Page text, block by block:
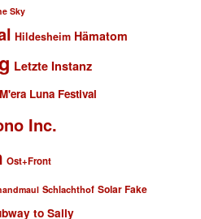
Sky
Hildesheim Hämatom
Letzte Instanz
M'era Luna Festival
Inc.
Ost+Front
Schlachthof Solar Fake
to Sally